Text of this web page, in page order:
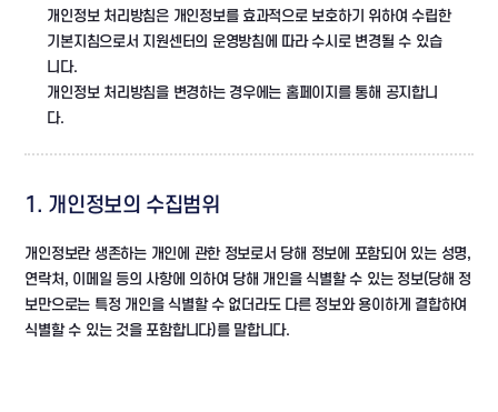
개인정보 처리방침은 개인정보를 효과적으로 보호하기 위하여 수립한
기본지침으로서 지원센터의 운영방침에 따라 수시로 변경될 수 있습
니다.
개인정보 처리방침을 변경하는 경우에는 홈페이지를 통해 공지합니
다.
1. 개인정보의 수집범위
개인정보란 생존하는 개인에 관한 정보로서 당해 정보에 포함되어 있는 성명,
연락처, 이메일 등의 사항에 의하여 당해 개인을 식별할 수 있는 정보(당해 정
보만으로는 특정 개인을 식별할 수 없더라도 다른 정보와 용이하게 결합하여
식별할 수 있는 것을 포함합니다)를 말합니다.